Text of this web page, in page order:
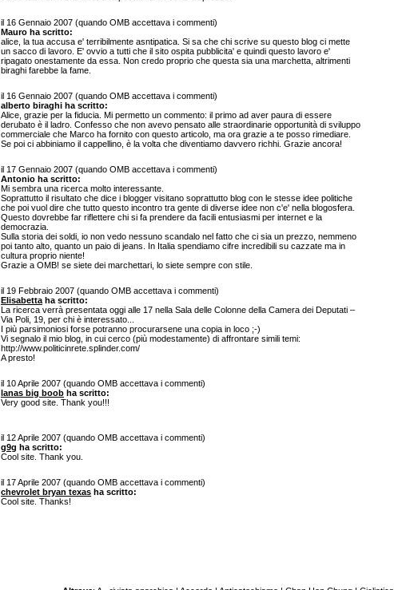
il 16 Gennaio 2007 (quando OMB accettava i commenti)
Mauro ha scritto:
alice, la tua accusa e' terribilmente asntipatica. Si sa che chi scrive su questo blog ci mette
un sacco di lavoro. E' ovvio a tutti che il sito ospita pubblicita' e quindi questo lavoro e'
ripagato onestamente da essa. Non credo proprio che questa sia una marchetta, altrimenti
biraghi farebbe la fame.
il 16 Gennaio 2007 (quando OMB accettava i commenti)
alberto biraghi ha scritto:
Alice, grazie per la fiducia. Mi permetto un commento: il primo ad aver paura di essere
derubato è il ladro. Confesso che non avevo pensato alle straordinarie opportunità di sviluppo
commerciale che Marco ha fornito con questo articolo, ma ora grazie a te posso rimediare.
Se poi ci abbiniamo il cappellino, è la volta che diventiamo davvero richhi. Grazie ancora!
il 17 Gennaio 2007 (quando OMB accettava i commenti)
Antonio ha scritto:
Mi sembra una ricerca molto interessante.
Soprattutto il risultato che dice i blogger visitano soprattutto blog con le stesse idee politiche
che poi vuol dire che tutto questo incontro tra gente di diverse idee non c'e' nella blogosfera.
Questo dovrebbe far riflettere chi si fa prendere da facili entusiasmi per internet e la
democrazia.
Sulla storia dei soldi, io non vedo nessuno scandalo nel fatto che ci sia un prezzo, nemmeno
poi tanto alto, quanto un paio di jeans. In Italia spendiamo cifre incredibili su cazzate ma in
cultura proprio niente!
Grazie a OMB! se siete dei marchettari, lo siete sempre con stile.
il 19 Febbraio 2007 (quando OMB accettava i commenti)
Elisabetta ha scritto:
La ricerca verrà presentata oggi alle 17 nella Sala delle Colonne della Camera dei Deputati –
Via Poli, 19, per chi è interessato...
I più parsimoniosi forse potranno procurarsene una copia in loco ;-)
Vi segnalo il mio blog, in cui cerco (più modestamente) di affrontare simili temi:
http://www.politicinrete.splinder.com/
A presto!
il 10 Aprile 2007 (quando OMB accettava i commenti)
lanas big boob ha scritto:
Very good site. Thank you!!!
il 12 Aprile 2007 (quando OMB accettava i commenti)
g9g ha scritto:
Cool site. Thank you.
il 17 Aprile 2007 (quando OMB accettava i commenti)
chevrolet bryan texas ha scritto:
Cool site. Thanks!